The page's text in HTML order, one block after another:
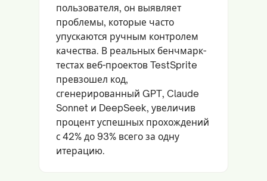
пользователя, он выявляет
проблемы, которые часто
упускаются ручным контролем
качества. В реальных бенчмарк-
тестах веб-проектов TestSprite
превзошел код,
сгенерированный GPT, Claude
Sonnet и DeepSeek, увеличив
процент успешных прохождений
с 42% до 93% всего за одну
итерацию.